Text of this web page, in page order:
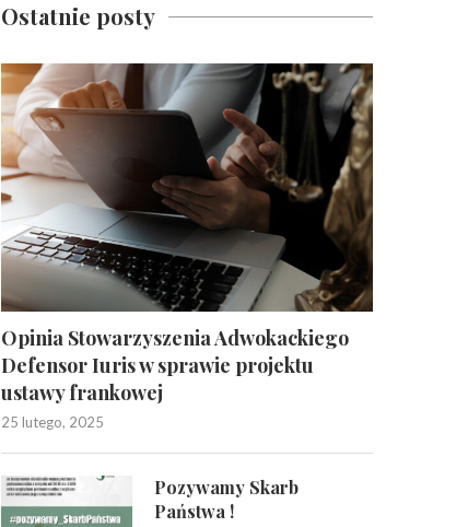
Ostatnie posty
Opinia Stowarzyszenia Adwokackiego
Defensor Iuris w sprawie projektu
ustawy frankowej
25 lutego, 2025
Pozywamy Skarb
Państwa !